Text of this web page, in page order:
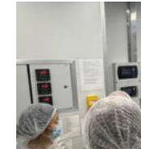
Рыбоохрана
Инфографика
Большая
Укрепление